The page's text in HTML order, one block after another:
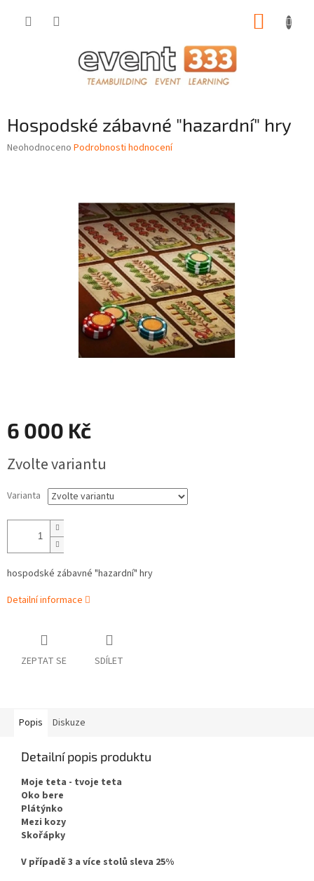
Hospodské zábavné "hazardní" hry
Průměrné
Neohodnoceno Podrobnosti hodnocení
6 000 Kč
cena:
Zvolte variantu
Varianta
hospodské zábavné "hazardní" hry
Detailní informace
ZEPTAT SE SDÍLET
Popis Diskuze
Detailní popis produktu
Moje teta - tvoje teta
Oko bere
Plátýnko
Mezi kozy
Skořápky
V případě 3 a více stolů sleva 25%